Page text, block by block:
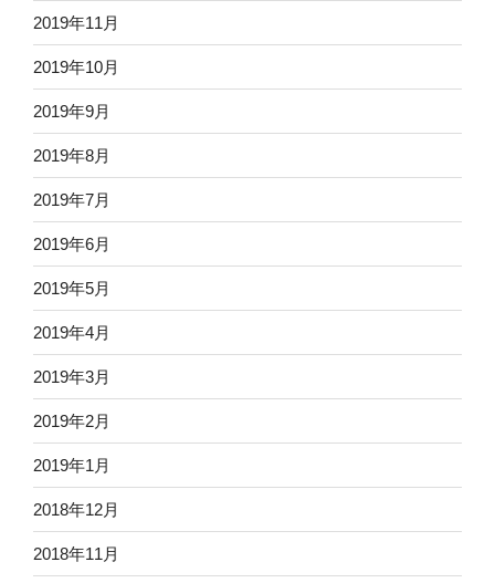
2019年11月
2019年10月
2019年9月
2019年8月
2019年7月
2019年6月
2019年5月
2019年4月
2019年3月
2019年2月
2019年1月
2018年12月
2018年11月